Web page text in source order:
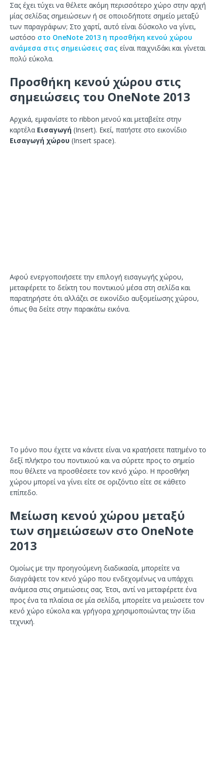
Σας έχει τύχει να θέλετε ακόμη περισσότερο χώρο στην αρχή
μίας σελίδας σημειώσεων ή σε οποιοδήποτε σημείο μεταξύ
των παραγράφων; Στο χαρτί, αυτό είναι δύσκολο να γίνει,
ωστόσο στο OneNote 2013 η προσθήκη κενού χώρου
ανάμεσα στις σημειώσεις σας είναι παιχνιδάκι και γίνεται
πολύ εύκολα.
Προσθήκη κενού χώρου στις
σημειώσεις του OneNote 2013
Αρχικά, εμφανίστε το ribbon μενού και μεταβείτε στην
καρτέλα Εισαγωγή (Insert). Εκεί, πατήστε στο εικονίδιο
Εισαγωγή χώρου (Insert space).
Αφού ενεργοποιήσετε την επιλογή εισαγωγής χώρου,
μεταφέρετε το δείκτη του ποντικιού μέσα στη σελίδα και
παρατηρήστε ότι αλλάζει σε εικονίδιο αυξομείωσης χώρου,
όπως θα δείτε στην παρακάτω εικόνα.
Το μόνο που έχετε να κάνετε είναι να κρατήσετε πατημένο το
δεξί πλήκτρο του ποντικιού και να σύρετε προς το σημείο
που θέλετε να προσθέσετε τον κενό χώρο. Η προσθήκη
χώρου μπορεί να γίνει είτε σε οριζόντιο είτε σε κάθετο
επίπεδο.
Μείωση κενού χώρου μεταξύ
των σημειώσεων στο OneNote
2013
Ομοίως με την προηγούμενη διαδικασία, μπορείτε να
διαγράψετε τον κενό χώρο που ενδεχομένως να υπάρχει
ανάμεσα στις σημειώσεις σας. Έτσι, αντί να μεταφέρετε ένα
προς ένα τα πλαίσια σε μία σελίδα, μπορείτε να μειώσετε τον
κενό χώρο εύκολα και γρήγορα χρησιμοποιώντας την ίδια
τεχνική.